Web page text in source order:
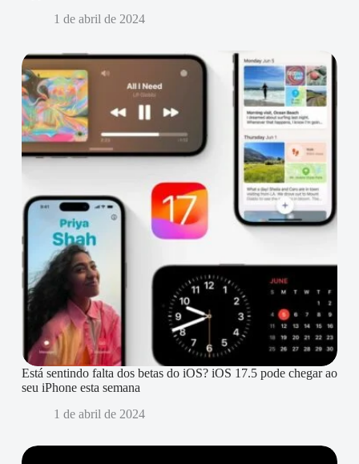
1 de abril de 2024
Está sentindo falta dos betas do iOS? iOS 17.5 pode chegar ao
seu iPhone esta semana
1 de abril de 2024